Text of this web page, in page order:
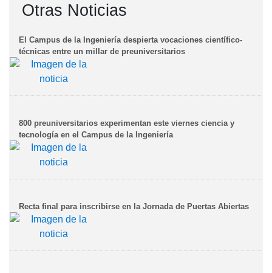
Otras Noticias
El Campus de la Ingeniería despierta vocaciones científico-
técnicas entre un millar de preuniversitarios
800 preuniversitarios experimentan este viernes ciencia y
tecnología en el Campus de la Ingeniería
Recta final para inscribirse en la Jornada de Puertas Abiertas